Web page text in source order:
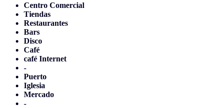
Centro Comercial
Tiendas
Restaurantes
Bars
Disco
Café
café Internet
-
Puerto
Iglesia
Mercado
-